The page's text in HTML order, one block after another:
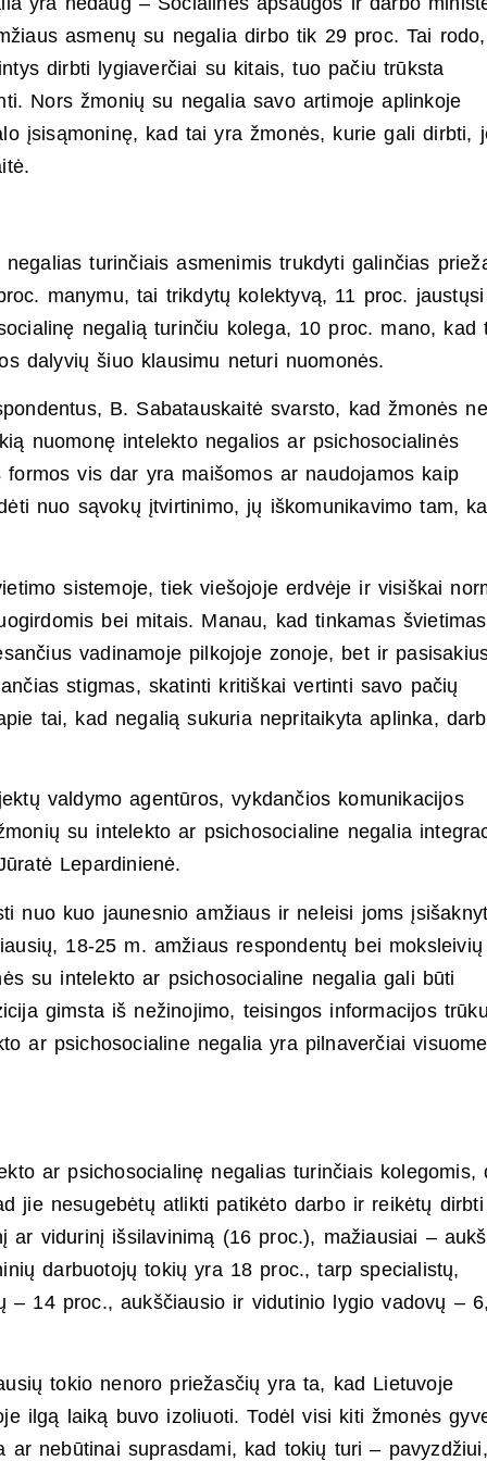
asmenų su negalia dirbo tik 29 proc. Tai
dirbti lygiaverčiai su kitais, tuo pačiu trūksta
Nors žmonių su negalia savo artimoje aplinkoje
įsisąmoninę, kad tai yra žmonės, kurie gali dirbti,
turinčiais asmenimis trukdyti galinčias
manymu, tai trikdytų kolektyvą, 11 proc. jaustųsi
negalią turinčiu kolega, 10 proc. mano, kad
dalyvių šiuo klausimu neturi nuomonės.
B. Sabatauskaitė svarsto, kad žmonės
nuomonę intelekto negalios ar psichosocialinės
vis dar yra maišomos ar naudojamos kaip
nuo sąvokų įtvirtinimo, jų iškomunikavimo tam,
sistemoje, tiek viešojoje erdvėje ir visiškai
bei mitais. Manau, kad tinkamas švietimas
vadinamoje pilkojoje zonoje, bet ir
stigmas, skatinti kritiškai vertinti savo pačių
tai, kad negalią sukuria nepritaikyta aplinka,
valdymo agentūros, vykdančios komunikacijos
su intelekto ar psichosocialine negalia
Lepardinienė.
nuo kuo jaunesnio amžiaus ir neleisi joms
18-25 m. amžiaus respondentų bei
su intelekto ar psichosocialine negalia gali būti
gimsta iš nežinojimo, teisingos informacijos
ar psichosocialine negalia yra pilnaverčiai
ar psichosocialinę negalias turinčiais kolegomis,
jie nesugebėtų atlikti patikėto darbo ir reikėtų
ar vidurinį išsilavinimą (16 proc.), mažiausiai –
darbuotojų tokių yra 18 proc., tarp specialistų,
– 14 proc., aukščiausio ir vidutinio lygio vadovų –
tokio nenoro priežasčių yra ta, kad Lietuvoje
ilgą laiką buvo izoliuoti. Todėl visi kiti žmonės
ar nebūtinai suprasdami, kad tokių turi –